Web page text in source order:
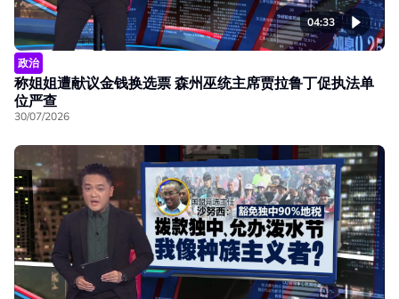
04:33
政治
称姐姐遭献议金钱换选票 森州巫统主席贾拉鲁丁促执法单
位严查
30/07/2026